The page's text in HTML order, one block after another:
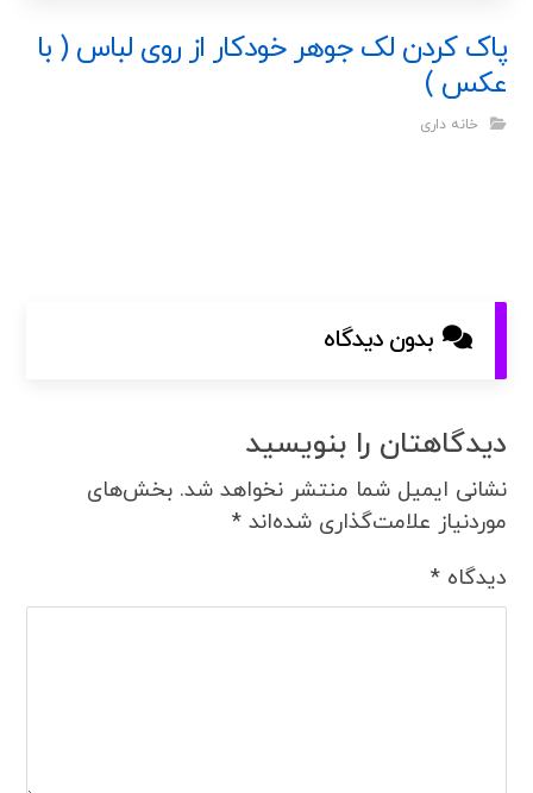
پاک کردن لک جوهر خودکار از روی لباس ( با
عکس )
خانه داری
بدون دیدگاه
دیدگاهتان را بنویسید
نشانی ایمیل شما منتشر نخواهد شد. بخش‌های
موردنیاز علامت‌گذاری شده‌اند*
دیدگاه*